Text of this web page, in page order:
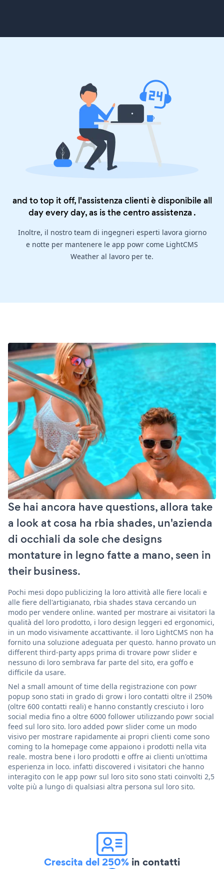
and to top it off, l'assistenza clienti è disponibile all
day every day, as is thecentro assistenza .
Inoltre, il nostro team di ingegneri esperti lavora giorno
e notte per mantenere le app powr come LightCMS
Weather al lavoro per te.
Se hai ancora have questions, allora take
a look at cosa ha rbia shades, un'azienda
di occhiali da sole che designs
montature in legno fatte a mano, seen in
their business.
Pochi mesi dopo publicizing la loro attività alle fiere locali e
alle fiere dell'artigianato, rbia shades stava cercando un
modo per vendere online. wanted per mostrare ai visitatori la
qualità del loro prodotto, i loro design leggeri ed ergonomici,
in un modo visivamente accattivante. il loro LightCMS non ha
fornito una soluzione adeguata per questo. hanno provato un
different third-party apps prima di trovare powr slider e
nessuno di loro sembrava far parte del sito, era goffo e
difficile da usare.
Nel a small amount of time della registrazione con powr
popup sono stati in grado di grow i loro contatti oltre il 250%
(oltre 600 contatti reali) e hanno constantly cresciuto i loro
social media fino a oltre 6000 follower utilizzando powr social
feed sul loro sito. loro added powr slider come un modo
visivo per mostrare rapidamente ai propri clienti come sono
coming to la homepage come appaiono i prodotti nella vita
reale. mostra bene i loro prodotti e offre ai clienti un'ottima
esperienza in loco. infatti discovered i visitatori che hanno
interagito con le app powr sul loro sito sono stati coinvolti 2,5
volte più a lungo di qualsiasi altra persona sul loro sito.
Crescita del 250% in contatti